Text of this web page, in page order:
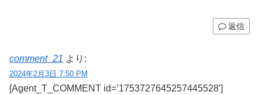
返信
comment_21 より:
2024年2月3日 7:50 PM
[Agent_T_COMMENT id=’1753727645257445528′]